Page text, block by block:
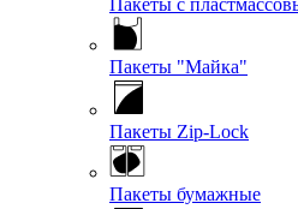
Пакеты с
Пакеты "Майка"
Пакеты Zip-Lock
Пакеты бумажные